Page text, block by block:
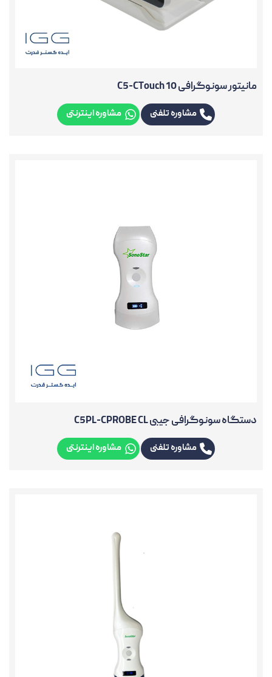
مانیتور سونوگرافی C5-CTouch 10
مشاوره تلفنی مشاوره اینترنتی
دستگاه سونوگرافی جیبی C5PL-CPROBE CL
مشاوره تلفنی مشاوره اینترنتی